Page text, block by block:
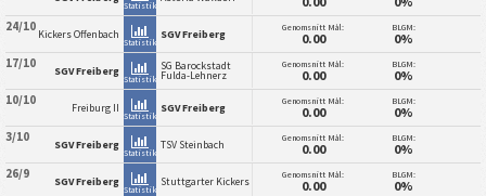
Statistik
24/10 Kickers Offenbach
Statistik
SGV Freiberg Genomsnitt Mål:
0.00
BLGM:
0%
17/10 SGV Freiberg
Statistik
SG Barockstadt
Fulda-Lehnerz
Genomsnitt Mål:
0.00
BLGM:
0%
10/10 Freiburg II
Statistik
SGV Freiberg Genomsnitt Mål:
0.00
BLGM:
0%
3/10 SGV Freiberg
Statistik
TSV Steinbach Genomsnitt Mål:
0.00
BLGM:
0%
26/9 SGV Freiberg
Statistik
Stuttgarter Kickers Genomsnitt Mål:
0.00
BLGM:
0%